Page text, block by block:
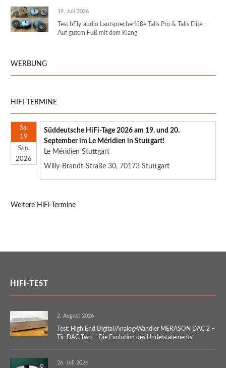
19. Juli 2026
Test bFly-audio Lautsprecherfüße Talis Pro & Talis Elite –
Auf gutem Fuß mit dem Klang
WERBUNG
HIFI-TERMINE
Sa.
19
Sep.
2026
Süddeutsche HiFi-Tage 2026 am 19. und 20.
September im Le Méridien in Stuttgart!
Le Méridien Stuttgart
Willy-Brandt-Straße 30, 70173 Stuttgart
Weitere HiFi-Termine
HIFI-TEST
2. August 2026
Test: High End Digital/Analog-Wandler MERASON DAC 2 –
Tic DAC Two – Die Evolution des Understatements
26. Juli 2026